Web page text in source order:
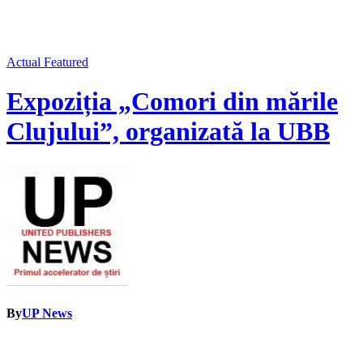
Actual Featured
Expoziția „Comori din mările
Clujului”, organizată la UBB
ByUP News